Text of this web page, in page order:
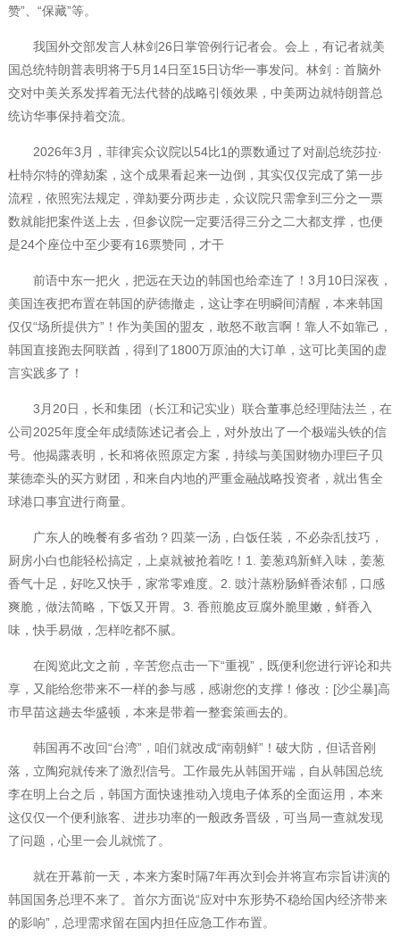
赞”、“保藏”等。
我国外交部发言人林剑26日掌管例行记者会。会上，有记者就美
国总统特朗普表明将于5月14日至15日访华一事发问。林剑：首脑外
交对中美关系发挥着无法代替的战略引领效果，中美两边就特朗普总
统访华事保持着交流。
2026年3月，菲律宾众议院以54比1的票数通过了对副总统莎拉·
杜特尔特的弹劾案，这个成果看起来一边倒，其实仅仅完成了第一步
流程，依照宪法规定，弹劾要分两步走，众议院只需拿到三分之一票
数就能把案件送上去，但参议院一定要活得三分之二大都支撑，也便
是24个座位中至少要有16票赞同，才干
前语中东一把火，把远在天边的韩国也给牵连了！3月10日深夜，
美国连夜把布置在韩国的萨德撤走，这让李在明瞬间清醒，本来韩国
仅仅“场所提供方”！作为美国的盟友，敢怒不敢言啊！靠人不如靠己，
韩国直接跑去阿联酋，得到了1800万原油的大订单，这可比美国的虚
言实践多了！
3月20日，长和集团（长江和记实业）联合董事总经理陆法兰，在
公司2025年度全年成绩陈述记者会上，对外放出了一个极端头铁的信
号。他揭露表明，长和将依照原定方案，持续与美国财物办理巨子贝
莱德牵头的买方财团，和来自内地的严重金融战略投资者，就出售全
球港口事宜进行商量。
广东人的晚餐有多省劲？四菜一汤，白饭任装，不必杂乱技巧，
厨房小白也能轻松搞定，上桌就被抢着吃！1. 姜葱鸡新鲜入味，姜葱
香气十足，好吃又快手，家常零难度。​2. 豉汁蒸粉肠鲜香浓郁，口感
爽脆，做法简略，下饭又开胃。​3. 香煎脆皮豆腐外脆里嫩，鲜香入
味，快手易做，怎样吃都不腻。
在阅览此文之前，辛苦您点击一下“重视”，既便利您进行评论和共
享，又能给您带来不一样的参与感，感谢您的支撑！修改：[沙尘暴]高
市早苗这趟去华盛顿，本来是带着一整套策画去的。
韩国再不改回“台湾”，咱们就改成“南朝鲜”！破大防，但话音刚
落，立陶宛就传来了激烈信号。工作最先从韩国开端，自从韩国总统
李在明上台之后，韩国方面快速推动入境电子体系的全面运用，本来
这仅仅一个便利旅客、进步功率的一般政务晋级，可当局一查就发现
了问题，心里一会儿就慌了。
就在开幕前一天，本来方案时隔7年再次到会并将宣布宗旨讲演的
韩国国务总理不来了。首尔方面说“应对中东形势不稳给国内经济带来
的影响”，总理需求留在国内担任应急工作布置。